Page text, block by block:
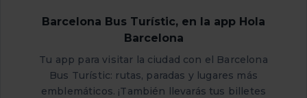
Barcelona Bus Turístic, en la app Hola
Barcelona
Tu app para visitar la ciudad con el Barcelona
Bus Turístic: rutas, paradas y lugares más
emblemáticos. ¡También llevarás tus billetes